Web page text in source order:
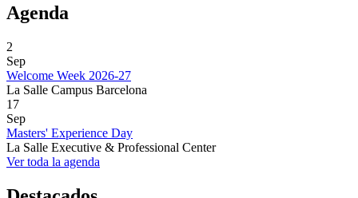
Agenda
2
Sep
Welcome Week 2026-27
La Salle Campus Barcelona
17
Sep
Masters' Experience Day
La Salle Executive & Professional Center
Ver toda la agenda